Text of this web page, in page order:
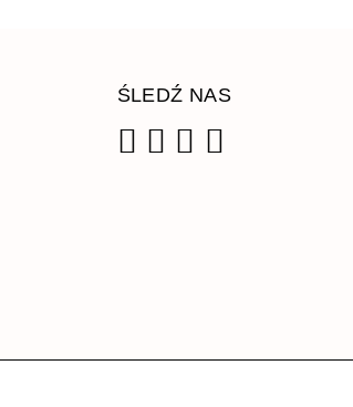
ŚLEDŹ NAS